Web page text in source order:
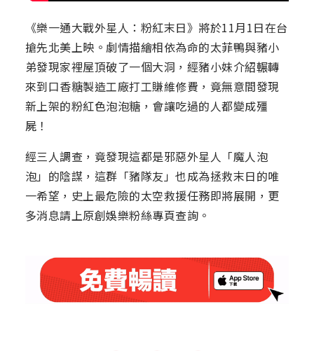
《樂一通大戰外星人：粉紅末日》將於11月1日在台
搶先北美上映。劇情描繪相依為命的太菲鴨與豬小
弟發現家裡屋頂破了一個大洞，經豬小妹介紹輾轉
來到口香糖製造工廠打工賺維修費，竟無意間發現
新上架的粉紅色泡泡糖，會讓吃過的人都變成殭
屍！
經三人調查，竟發現這都是邪惡外星人「魔人泡
泡」的陰謀，這群「豬隊友」也成為拯救末日的唯
一希望，史上最危險的太空救援任務即將展開，更
多消息請上原創娛樂粉絲專頁查詢。